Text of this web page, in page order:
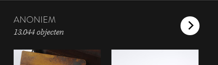
ANONIEM
13.044 objecten